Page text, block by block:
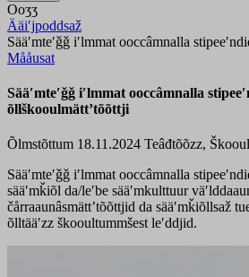
Ooʒʒ
Ääiʹjpoddsaž
Sääʹmteʹǧǧ iʹlmmat ooccâmnalla
Mååusat
Sääʹmteʹǧǧ iʹlmmat ooccâmnalla
õllškooulmättʼtõõttji
Õlmstõttum 18.11.2024 Teâđtõõzz,
Sääʹmteʹǧǧ iʹlmmat ooccâmnalla
sääʹmǩiõl da/leʹbe sääʹmkulttuur
čårraaunâsmättʼtõõttjid da sääʹmǩiõllsaž
õlltääʹzz škooultummšest leʹddjid.